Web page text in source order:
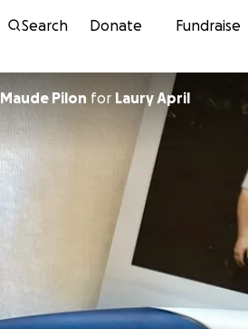
Search Donate Fundraise
Maude Pilon for Laury April